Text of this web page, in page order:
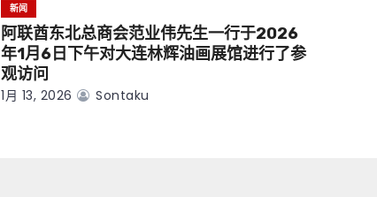
新闻
阿联酋东北总商会范业伟先生一行于2026
年1月6日下午对大连林辉油画展馆进行了参
观访问
1月 13, 2026 Sontaku